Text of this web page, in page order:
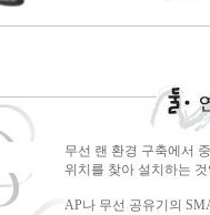
무선 랜 환경 구축에서
위치를 찾아 설치하는
AP나 무선 공유기의